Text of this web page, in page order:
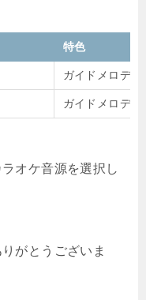
特色
ガイドメロディ
ガイドメロディ
オケ音源を選択し
がとうございま